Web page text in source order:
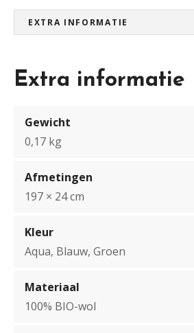
w
a
n
EXTRA INFORMATIE
Extra informatie
Gewicht
0,17 kg
Afmetingen
197 × 24 cm
Kleur
Aqua, Blauw, Groen
Materiaal
100% BIO-wol